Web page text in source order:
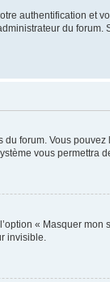
authentification et
du
forum. Vous
vous permettra
« Masquer
invisible.